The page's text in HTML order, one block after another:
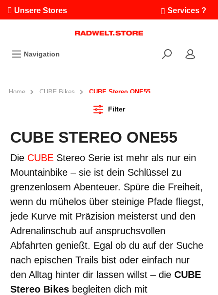
Unsere Stores Services ?
Ausfahrten
Bikefinder
Navigation
Home CUBE Bikes CUBE Stereo ONE55
Filter
CUBE STEREO ONE55
Die CUBE Stereo Serie ist mehr als nur ein
Mountainbike – sie ist dein Schlüssel zu
grenzenlosem Abenteuer. Spüre die Freiheit,
wenn du mühelos über steinige Pfade fliegst,
jede Kurve mit Präzision meisterst und den
Adrenalinschub auf anspruchsvollen
Abfahrten genießt. Egal ob du auf der Suche
nach epischen Trails bist oder einfach nur
den Alltag hinter dir lassen willst – die CUBE
Stereo Bikes begleiten dich mit